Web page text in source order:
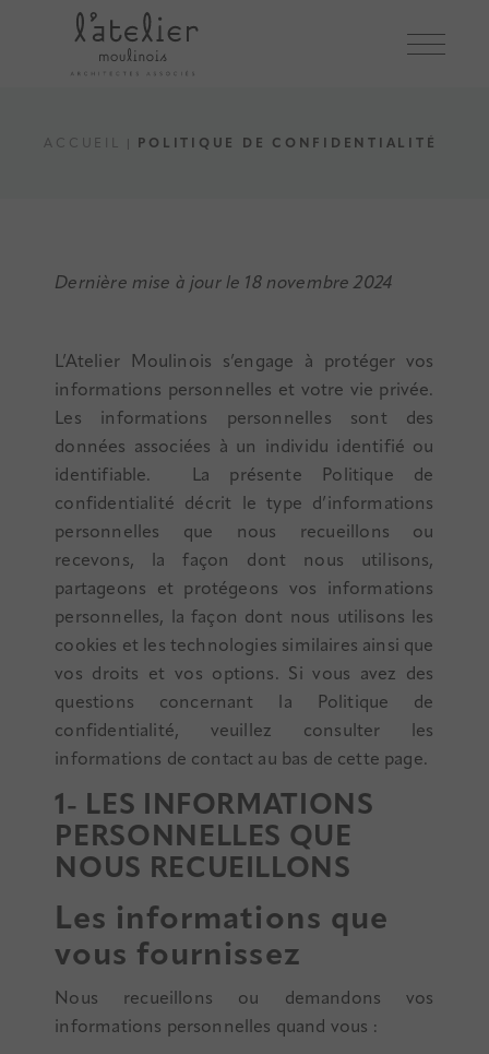
ACCUEIL POLITIQUE DE CONFIDENTIALITÉ
Dernière mise à jour le 18 novembre 2024
L’Atelier Moulinois s’engage à protéger vos
informations personnelles et votre vie privée.
Les informations personnelles sont des
données associées à un individu identifié ou
identifiable. La présente Politique de
confidentialité décrit le type d’informations
personnelles que nous recueillons ou
recevons, la façon dont nous utilisons,
partageons et protégeons vos informations
personnelles, la façon dont nous utilisons les
cookies et les technologies similaires ainsi que
vos droits et vos options. Si vous avez des
questions concernant la Politique de
confidentialité, veuillez consulter les
informations de contact au bas de cette page.
1- LES INFORMATIONS
PERSONNELLES QUE
NOUS RECUEILLONS
Les informations que
vous fournissez
Nous recueillons ou demandons vos
informations personnelles quand vous :